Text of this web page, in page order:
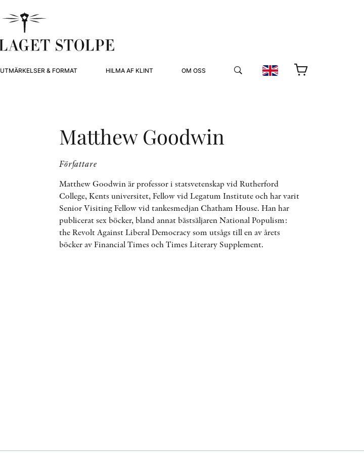
UTMÄRKELSER & FORMAT HILMA AF KLINT OM OSS
STOLPE STORIES
Matthew Goodwin
Författare
Matthew Goodwin är professor i statsvetenskap vid Rutherford
College, Kents universitet, Fellow vid Legatum Institute och har varit
Senior Visiting Fellow vid tankesmedjan Chatham House. Han har
publicerat sex böcker, bland annat bästsäljaren National Populism:
the Revolt Against Liberal Democracy som utsågs till en av årets
böcker av Financial Times och Times Literary Supplement.